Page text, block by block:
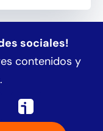
sociales!
contenidos y